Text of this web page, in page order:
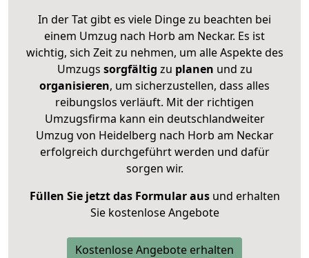
In der Tat gibt es viele Dinge zu beachten bei
einem Umzug nach Horb am Neckar. Es ist
wichtig, sich Zeit zu nehmen, um alle Aspekte des
Umzugs sorgfältig zu planen und zu
organisieren, um sicherzustellen, dass alles
reibungslos verläuft. Mit der richtigen
Umzugsfirma kann ein deutschlandweiter
Umzug von Heidelberg nach Horb am Neckar
erfolgreich durchgeführt werden und dafür
sorgen wir.
Füllen Sie jetzt das Formular ausund erhalten
Sie kostenlose Angebote
Kostenlose Angebote erhalten